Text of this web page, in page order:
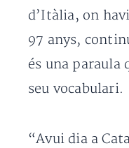
d’Itàlia, on
97 anys,
és una paraula
seu vocabulari.
“Avui dia a